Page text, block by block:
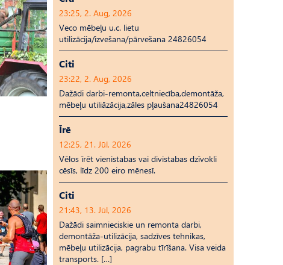
23:25, 2. Aug, 2026
Veco mēbeļu u.c. lietu
utilizācija/izvešana/pārvešana 24826054
Citi
23:22, 2. Aug, 2026
Dažādi darbi-remonta,celtniecība,demontāža,
mēbeļu utiliāzācija,zāles pļaušana24826054
Īrē
12:25, 21. Jūl, 2026
Vēlos īrēt vienistabas vai divistabas dzīvokli
cēsīs, līdz 200 eiro mēnesī.
Citi
21:43, 13. Jūl, 2026
Dažādi saimnieciskie un remonta darbi,
demontāža-utilizācija, sadzīves tehnikas,
mēbeļu utilizācija, pagrabu tīrīšana. Visa veida
transports. […]